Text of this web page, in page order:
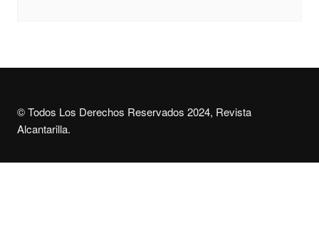
© Todos Los Derechos Reservados 2024, Revista
Alcantarilla.